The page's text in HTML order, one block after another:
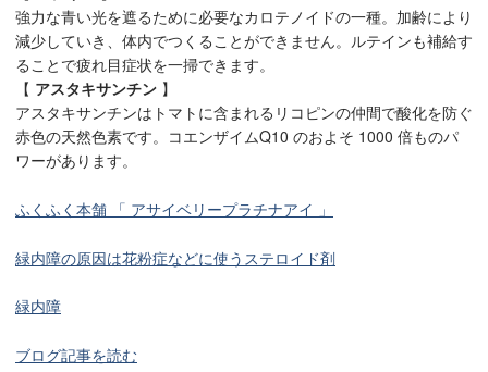
強力な青い光を遮るために必要なカロテノイドの一種。加齢により
減少していき、体内でつくることができません。ルテインも補給す
ることで疲れ目症状を一掃できます。
【 アスタキサンチン 】
アスタキサンチンはトマトに含まれるリコピンの仲間で酸化を防ぐ
赤色の天然色素です。コエンザイムQ10 のおよそ 1000 倍ものパ
ワーがあります。
ふくふく本舗 「 アサイベリープラチナアイ 」
緑内障の原因は花粉症などに使うステロイド剤
緑内障
ブログ記事を読む